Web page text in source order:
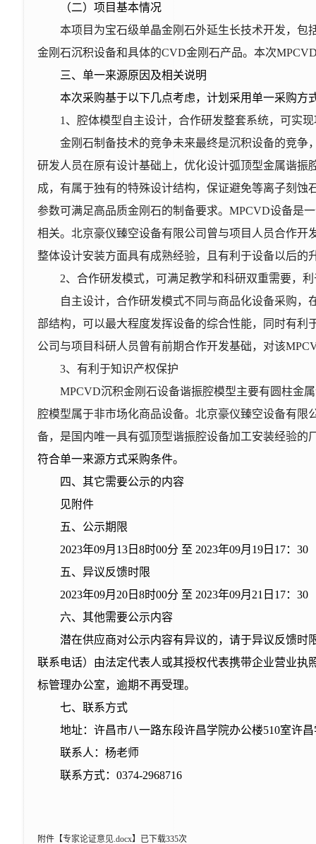
（二）项目基本情况
本项目为宝石级单晶金刚石外延生长技术开发，
金刚石沉积设备和具体的CVD金刚石产品。本次
三、单一来源原因及相关说明
本次采购基于以下几点考虑，计划采用单一采购方
1 、腔体模型自主设计，合作研发整套系统，可实
金刚石制备技术的竞争未来最终是沉积设备的竞
研发人员在原有设计基础上，优化设计弧顶型金属谐
成，有属于独有的特殊设计结构，保证避免等离子刻
参数可满足高品质金刚石的制备要求。MPCVD设备是
相关。北京豪仪臻空设备有限公司曾与项目人员合作
整体设计安装方面具有成熟经验，且有利于设备以后的
2、合作研发模式，可满足教学和科研双重需要，
自主设计，合作研发模式不同与商品化设备采购
部结构，可以最大程度发挥设备的综合性能，同时有
公司与项目科研人员曾有前期合作开发基础，对该
3、有利于知识产权保护
MPCVD沉积金刚石设备谐振腔模型主要有圆柱金
腔模型属于非市场化商品设备。北京豪仪臻空设备有
备，是国内唯一具有弧顶型谐振腔设备加工安装经验
符合单一来源方式采购条件。
四、其它需要公示的内容
见附件
五、公示期限
2023年09月13日8时00分 至 2023年09月19日17：
五、异议反馈时限
2023年09月20日8时00分 至 2023年09月21日17：
六、其他需要公示内容
潜在供应商对公示内容有异议的，请于异议反馈
联系电话）由法定代表人或其授权代表携带企业营业
标管理办公室，逾期不再受理。
七、联系方式
地址：许昌市八一路东段许昌学院办公楼510室许
联系人：杨老师
联系方式：0374-2968716
附件【专家论证意见.docx】 已下载335次